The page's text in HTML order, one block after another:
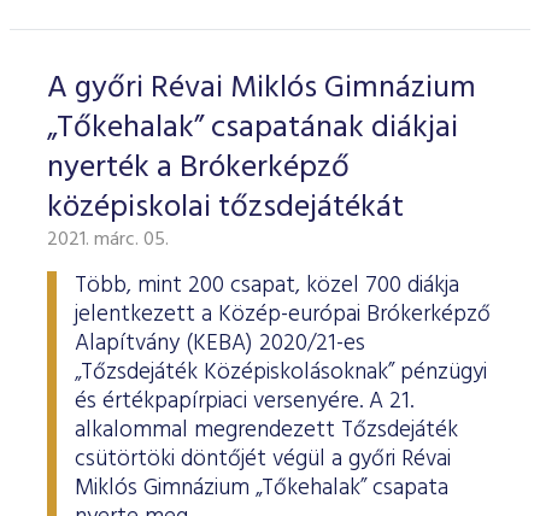
A győri Révai Miklós Gimnázium
„Tőkehalak” csapatának diákjai
nyerték a Brókerképző
középiskolai tőzsdejátékát
2021. márc. 05.
Több, mint 200 csapat, közel 700 diákja
jelentkezett a Közép-európai Brókerképző
Alapítvány (KEBA) 2020/21-es
„Tőzsdejáték Középiskolásoknak” pénzügyi
és értékpapírpiaci versenyére. A 21.
alkalommal megrendezett Tőzsdejáték
csütörtöki döntőjét végül a győri Révai
Miklós Gimnázium „Tőkehalak” csapata